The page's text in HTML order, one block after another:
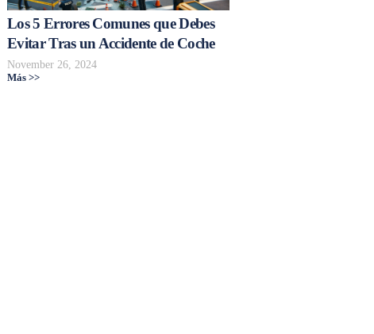
Los 5 Errores Comunes que Debes
Evitar Tras un Accidente de Coche
November 26, 2024
Más >>